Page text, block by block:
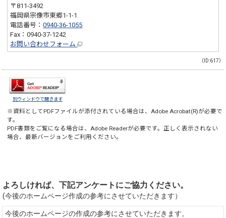
〒811-3492
福岡県宗像市東郷1-1-1
電話番号：0940-36-1055
Fax：0940-37-1242
お問い合わせフォーム
（ID:617）
別ウィンドウで開きます
※資料としてPDFファイルが添付されている場合は、Adobe Acrobat(R)が必要で
す。
PDF書類をご覧になる場合は、Adobe Readerが必要です。正しく表示されない
場合、最新バージョンをご利用ください。